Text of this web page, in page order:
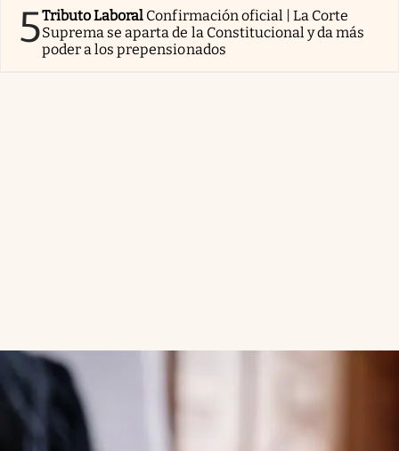
5Tributo Laboral Confirmación oficial | La Corte
Suprema se aparta de la Constitucional y da más
poder a los prepensionados